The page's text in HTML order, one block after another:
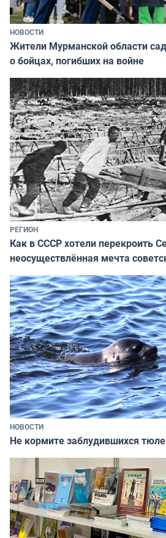
НОВОСТИ
Жители Мурманской области
о бойцах, погибших на войне
РЕГИОН
Как в СССР хотели перекроить
неосуществлённая мечта
НОВОСТИ
Не кормите заблудившихся